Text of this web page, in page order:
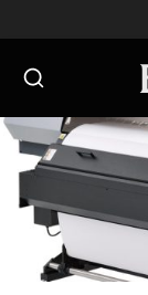
al
contenuto